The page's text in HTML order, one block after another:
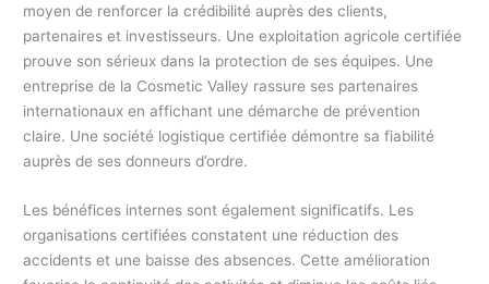
moyen de renforcer la crédibilité auprès des clients,
partenaires et investisseurs. Une exploitation agricole certifiée
prouve son sérieux dans la protection de ses équipes. Une
entreprise de la Cosmetic Valley rassure ses partenaires
internationaux en affichant une démarche de prévention
claire. Une société logistique certifiée démontre sa fiabilité
auprès de ses donneurs d’ordre.
Les bénéfices internes sont également significatifs. Les
organisations certifiées constatent une réduction des
accidents et une baisse des absences. Cette amélioration